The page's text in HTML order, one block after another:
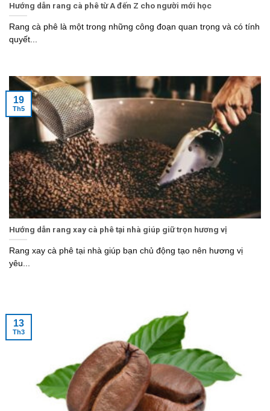
Hướng dẫn rang cà phê từ A đến Z cho người mới học
Rang cà phê là một trong những công đoạn quan trọng và có tính
quyết...
Hướng dẫn rang xay cà phê tại nhà giúp giữ trọn hương vị
Rang xay cà phê tại nhà giúp bạn chủ động tạo nên hương vị
yêu...
19
Th5
13
Th3